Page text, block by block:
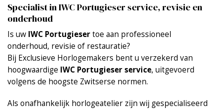
Specialist in IWC Portugieser service, revisie en
onderhoud
Is uw IWC Portugiesertoe aan professioneel
onderhoud, revisie of restauratie?
Bij Exclusieve Horlogemakers bent u verzekerd van
hoogwaardige IWC Portugieser service, uitgevoerd
volgens de hoogste Zwitserse normen.
Als onafhankelijk horlogeatelier zijn wij gespecialiseerd